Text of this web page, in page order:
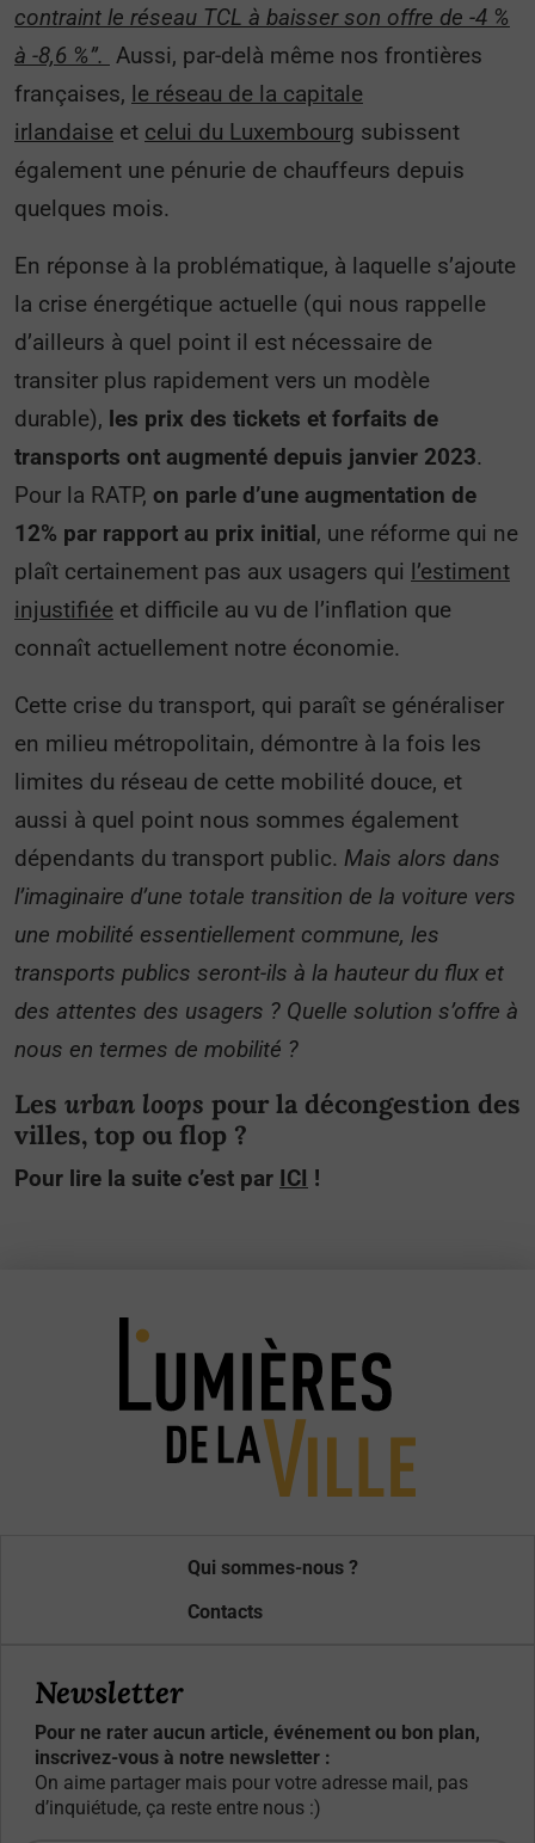
contraint le réseau TCL à baisser son offre de -4 %
à -8,6 %”. Aussi, par-delà même nos frontières
françaises, le réseau de la capitale
irlandaise et celui du Luxembourg subissent
également une pénurie de chauffeurs depuis
quelques mois.
En réponse à la problématique, à laquelle s’ajoute
la crise énergétique actuelle (qui nous rappelle
d’ailleurs à quel point il est nécessaire de
transiter plus rapidement vers un modèle
durable), les prix des tickets et forfaits de
transports ont augmenté depuis janvier 2023.
Pour la RATP, on parle d’une augmentation de
12% par rapport au prix initial, une réforme qui ne
plaît certainement pas aux usagers qui l’estiment
injustifiée et difficile au vu de l’inflation que
connaît actuellement notre économie.
Cette crise du transport, qui paraît se généraliser
en milieu métropolitain, démontre à la fois les
limites du réseau de cette mobilité douce, et
aussi à quel point nous sommes également
dépendants du transport public. Mais alors dans
l’imaginaire d’une totale transition de la voiture vers
une mobilité essentiellement commune, les
transports publics seront-ils à la hauteur du flux et
des attentes des usagers ? Quelle solution s’offre à
nous en termes de mobilité ?
Les urban loops pour la décongestion des
villes, top ou flop ?
Pour lire la suite c’est par ICI !
Qui sommes-nous ?
Contacts
Newsletter
Pour ne rater aucun article, événement ou bon plan,
inscrivez-vous à notre newsletter :
On aime partager mais pour votre adresse mail, pas
d’inquiétude, ça reste entre nous :)